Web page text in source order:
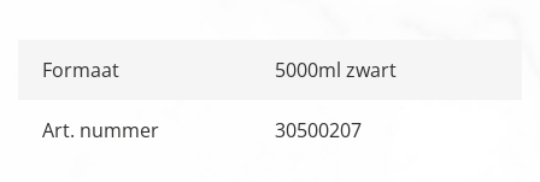
Formaat 5000ml zwart
Art. nummer 30500207